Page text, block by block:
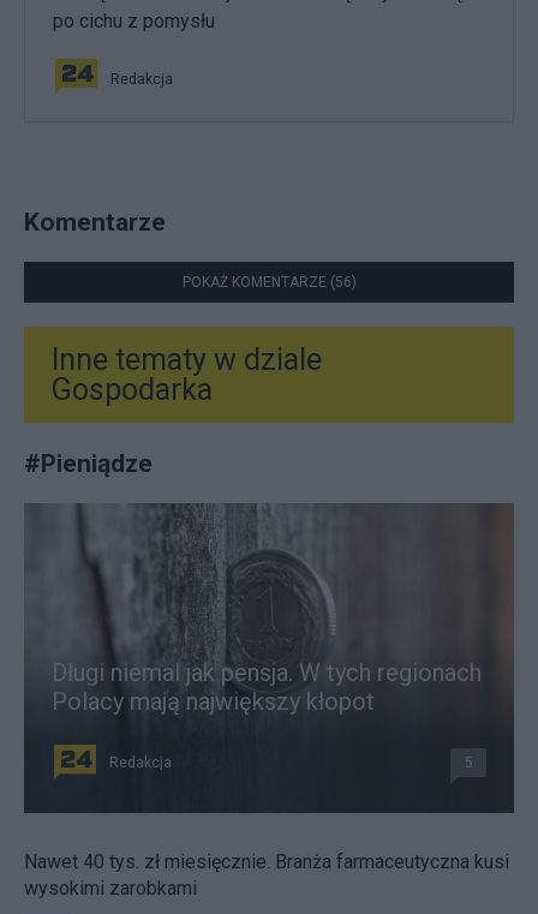
po cichu z pomysłu
Redakcja
Komentarze
POKAŻ KOMENTARZE (56)
Inne tematy w dziale
Gospodarka
#Pieniądze
Długi niemal jak pensja. W tych regionach
Polacy mają największy kłopot
Redakcja 5
Nawet 40 tys. zł miesięcznie. Branża farmaceutyczna kusi
wysokimi zarobkami